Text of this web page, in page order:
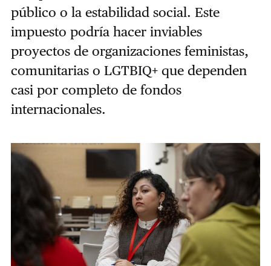
público o la estabilidad social. Este
impuesto podría hacer inviables
proyectos de organizaciones feministas,
comunitarias o LGTBIQ+ que dependen
casi por completo de fondos
internacionales.